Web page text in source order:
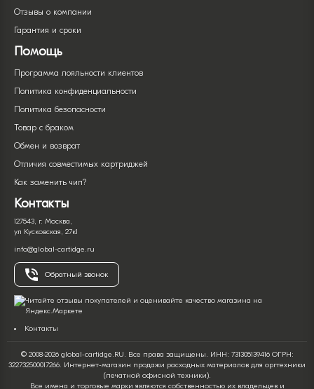
Отзывы о компании
Гарантия и сроки
Помощь
Программа лояльности клиентов
Политика конфиденциальности
Политика безопасности
Товар с браком
Обмен и возврат
Отличия совместимых картриджей
Как заменить чип?
Контакты
127543, г. Москва,
ул Кусковская, 27к1
info@global-cartidge.ru
Обратный звонок
Контакты
© 2008-2026 global-cartidge.RU. Все права защищены. ИНН: 731305139416 ОГРН:
322732500017266. Интернет-магазин продажи расходных материалов для оргтехники
(печатной офисной техники).
Все имена и торговые марки являются собственностью их владельцев и